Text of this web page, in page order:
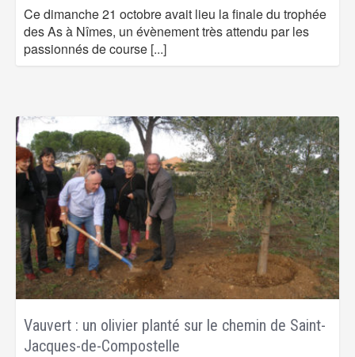
Ce dimanche 21 octobre avait lieu la finale du trophée
des As à Nîmes, un évènement très attendu par les
passionnés de course [...]
Vauvert : un olivier planté sur le chemin de Saint-
Jacques-de-Compostelle